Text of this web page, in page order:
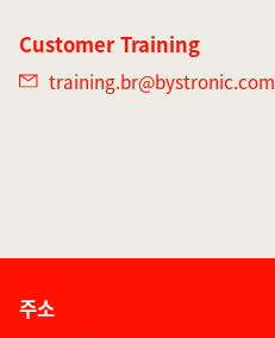
Customer Training
training.br@bystronic.com
주소